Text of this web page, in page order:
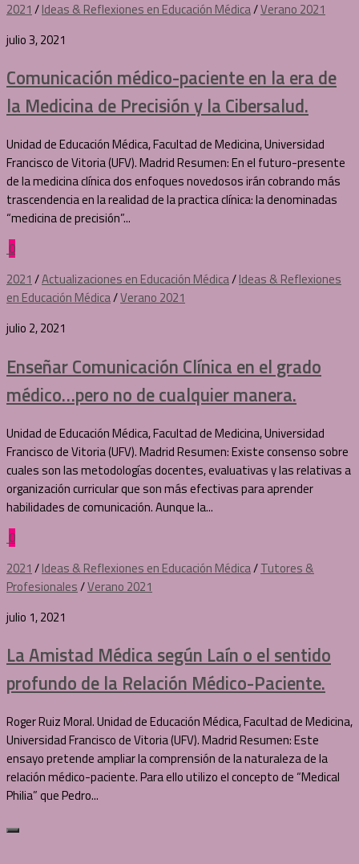
2021 /Ideas & Reflexiones en Educación Médica/Verano 2021
julio 3, 2021
Comunicación médico-paciente en la era de
la Medicina de Precisión y la Cibersalud.
Unidad de Educación Médica, Facultad de Medicina, Universidad
Francisco de Vitoria (UFV). Madrid Resumen: En el futuro-presente
de la medicina clínica dos enfoques novedosos irán cobrando más
trascendencia en la realidad de la practica clínica: la denominadas
“medicina de precisión”...
0
2021 /Actualizaciones en Educación Médica/Ideas & Reflexiones
en Educación Médica/Verano 2021
julio 2, 2021
Enseñar Comunicación Clínica en el grado
médico…pero no de cualquier manera.
Unidad de Educación Médica, Facultad de Medicina, Universidad
Francisco de Vitoria (UFV). Madrid Resumen: Existe consenso sobre
cuales son las metodologías docentes, evaluativas y las relativas a
organización curricular que son más efectivas para aprender
habilidades de comunicación. Aunque la...
0
2021 /Ideas & Reflexiones en Educación Médica/Tutores &
Profesionales/Verano 2021
julio 1, 2021
La Amistad Médica según Laín o el sentido
profundo de la Relación Médico-Paciente.
Roger Ruiz Moral. Unidad de Educación Médica, Facultad de Medicina,
Universidad Francisco de Vitoria (UFV). Madrid Resumen: Este
ensayo pretende ampliar la comprensión de la naturaleza de la
relación médico-paciente. Para ello utilizo el concepto de “Medical
Philia” que Pedro...